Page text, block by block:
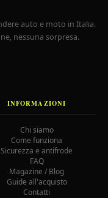
auto e moto in Italia.
nessuna sorpresa.
INFORMAZIONI
Chi siamo
Come funziona
Sicurezza e antifrode
FAQ
Magazine / Blog
Guide all'acquisto
Contatti